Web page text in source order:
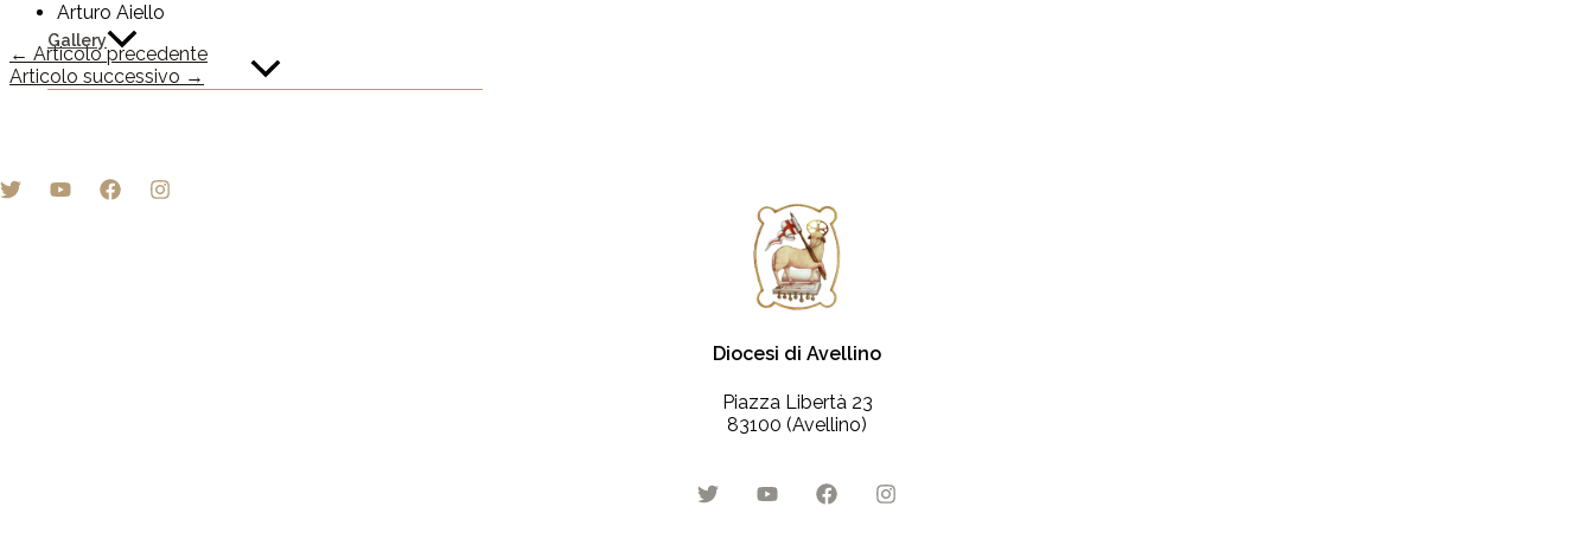
Gallery
Arturo Aiello
← Articolo precedente
Articolo successivo →
Diocesi di Avellino
Piazza Libertà 23
83100 (Avellino)